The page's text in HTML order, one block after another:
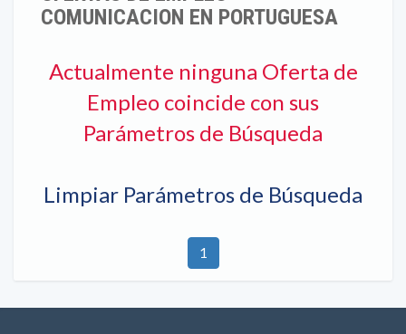
COMUNICACION EN PORTUGUESA
Actualmente ninguna Oferta de
Empleo coincide con sus
Parámetros de Búsqueda
Limpiar Parámetros de Búsqueda
1